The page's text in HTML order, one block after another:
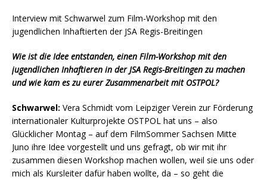
Interview mit Schwarwel zum Film-Workshop mit den
jugendlichen Inhaftierten der JSA Regis-Breitingen
Wie ist die Idee entstanden, einen Film-Workshop mit den
jugendlichen Inhaftieren in der JSA Regis-Breitingen zu machen
und wie kam es zu eurer Zusammenarbeit mit OSTPOL?
Schwarwel: Vera Schmidt vom Leipziger Verein zur Förderung
internationaler Kulturprojekte OSTPOL hat uns – also
Glücklicher Montag – auf dem FilmSommer Sachsen Mitte
Juno ihre Idee vorgestellt und uns gefragt, ob wir mit ihr
zusammen diesen Workshop machen wollen, weil sie uns oder
mich als Kursleiter dafür haben wollte, da – so geht die